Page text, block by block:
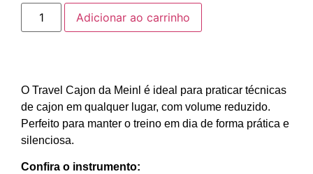
Adicionar ao carrinho
O Travel Cajon da Meinl é ideal para praticar técnicas
de cajon em qualquer lugar, com volume reduzido.
Perfeito para manter o treino em dia de forma prática e
silenciosa.
Confira o instrumento: